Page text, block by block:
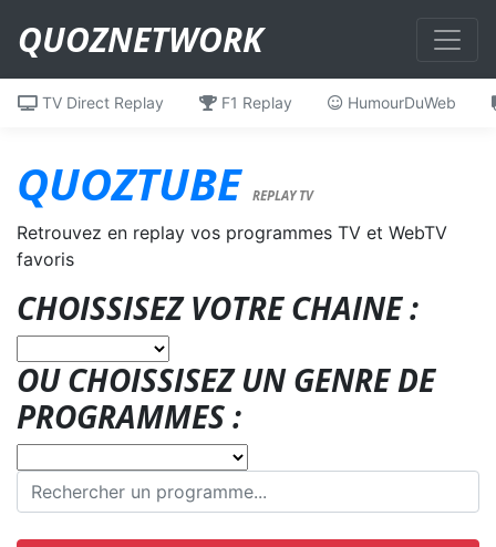
QUOZNETWORK
TV Direct Replay F1 Replay HumourDuWeb
QUOZTUBE REPLAY TV
Retrouvez en replay vos programmes TV et WebTV
favoris
CHOISSISEZ VOTRE CHAINE :
OU CHOISSISEZ UN GENRE DE
PROGRAMMES :